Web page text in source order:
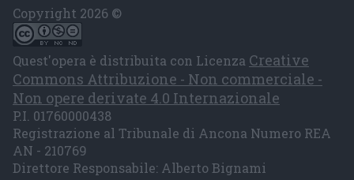
Copyright 2026 ©
Quest'opera è distribuita con Licenza Creative
Commons Attribuzione - Non commerciale -
Non opere derivate 4.0 Internazionale
P.I. 01760000438
Registrazione al Tribunale di Ancona Numero REA
AN - 210769
Direttore Responsabile: Alberto Bignami